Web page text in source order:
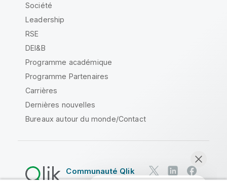
Société
Leadership
RSE
DEI&B
Programme académique
Programme Partenaires
Carrières
Dernières nouvelles
Bureaux autour du monde/Contact
Communauté Qlik